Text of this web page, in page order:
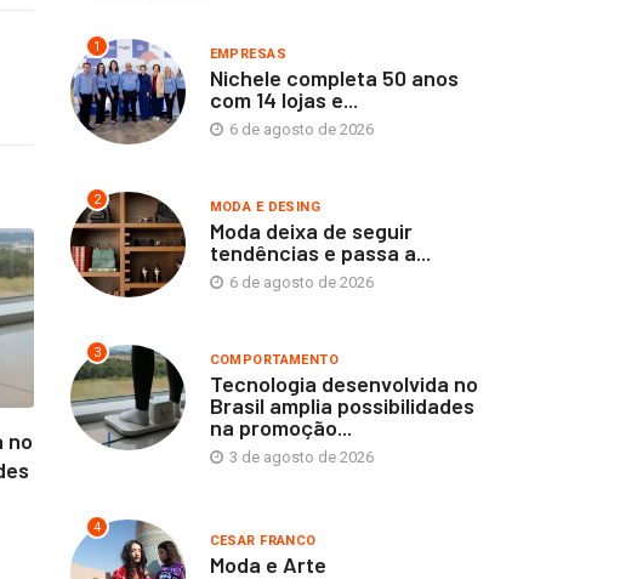
no
EMPRESAS
Nichele completa 50 anos
MODA E DESING
1 EMPRESAS
Nichele completa 50 anos
com 14 lojas e...
6 de agosto de 2026
2 MODA E DESING
Moda deixa de seguir
tendências e passa a...
6 de agosto de 2026
3 COMPORTAMENTO
Tecnologia desenvolvida no
Brasil amplia possibilidades
na promoção...
3 de agosto de 2026
4
CESAR FRANCO
Moda e Arte